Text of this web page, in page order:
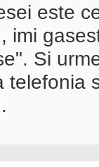
este
imi
Si
telefonia